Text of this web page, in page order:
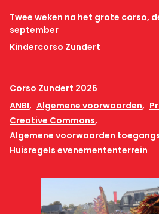
Twee weken na het grote corso,
september
Kindercorso Zundert
Corso Zundert 2026
ANBI
Algemene voorwaarden
Creative Commons
Algemene voorwaarden
Huisregels evenemententerrein